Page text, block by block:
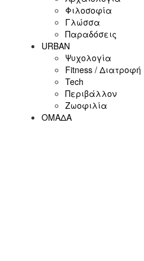
Φιλοσοφία
Γλώσσα
Παραδόσεις
URBAN
Ψυχολογία
Fitness / Διατροφή
Tech
Περιβάλλον
Ζωοφιλία
ΟΜΑΔΑ